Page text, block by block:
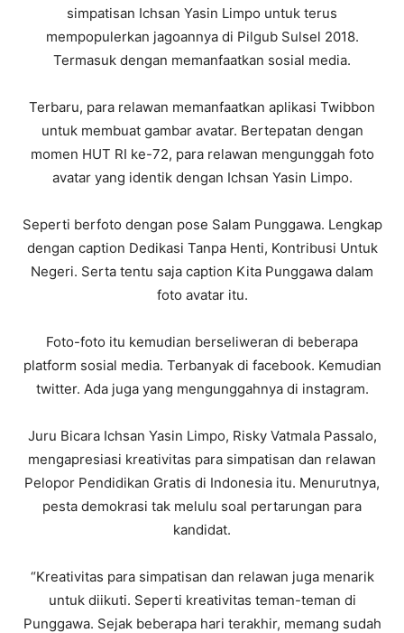
simpatisan Ichsan Yasin Limpo untuk terus
mempopulerkan jagoannya di Pilgub Sulsel 2018.
Termasuk dengan memanfaatkan sosial media.
Terbaru, para relawan memanfaatkan aplikasi Twibbon
untuk membuat gambar avatar. Bertepatan dengan
momen HUT RI ke-72, para relawan mengunggah foto
avatar yang identik dengan Ichsan Yasin Limpo.
Seperti berfoto dengan pose Salam Punggawa. Lengkap
dengan caption Dedikasi Tanpa Henti, Kontribusi Untuk
Negeri. Serta tentu saja caption Kita Punggawa dalam
foto avatar itu.
Foto-foto itu kemudian berseliweran di beberapa
platform sosial media. Terbanyak di facebook. Kemudian
twitter. Ada juga yang mengunggahnya di instagram.
Juru Bicara Ichsan Yasin Limpo, Risky Vatmala Passalo,
mengapresiasi kreativitas para simpatisan dan relawan
Pelopor Pendidikan Gratis di Indonesia itu. Menurutnya,
pesta demokrasi tak melulu soal pertarungan para
kandidat.
“Kreativitas para simpatisan dan relawan juga menarik
untuk diikuti. Seperti kreativitas teman-teman di
Punggawa. Sejak beberapa hari terakhir, memang sudah